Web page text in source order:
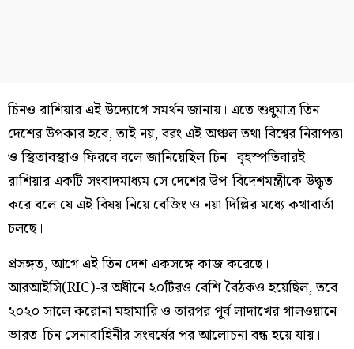
চিনও রাশিয়ার এই উদ্যোগে সমর্থন জানায়। এতে শুধুমাত্র তিন
দেশের উপকার হবে, তাই নয়, বরং এই অঞ্চল তথা বিশ্বের নিরাপত্তা
ও স্থিতাবস্থাও ফিরবে বলে জানিয়েছিল চিন। বৃহস্পতিবারই
রাশিয়ার একটি সংবাদমাধ্যম সে দেশের উপ-বিদেশমন্ত্রীকে উদ্ধৃত
করে বলে যে এই বিষয় নিয়ে বেজিং ও নয়া দিল্লির মধ্যে কথাবার্তা
চলছে।
প্রসঙ্গত, আগে এই তিন দেশ একসঙ্গে কাজ করেছে।
আরআইসি(RIC)-র অধীনে ২০টিরও বেশি বৈঠকও হয়েছিল, তবে
২০২০ সালে করোনা মহামারি ও তারপর পূর্ব লাদাখের গালওয়ানে
ভারত-চিন সেনাবাহিনীর সংঘর্ষের পর আলোচনা বন্ধ হয়ে যায়।